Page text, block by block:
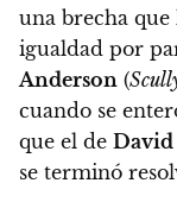
una brecha
igualdad por
Anderson (
cuando se
que el de
se terminó